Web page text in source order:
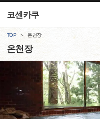
코센카쿠
TOP 온천장
온천장